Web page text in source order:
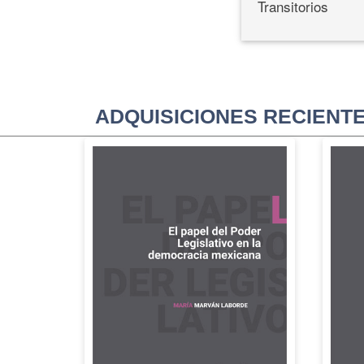
Transitorios
ADQUISICIONES